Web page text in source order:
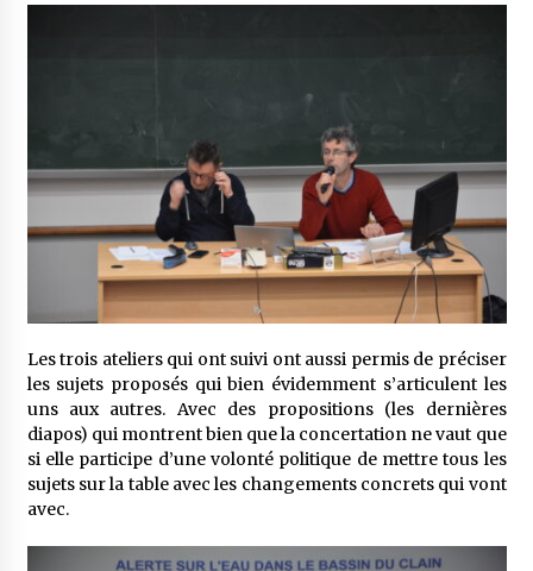
Les trois ateliers qui ont suivi ont aussi permis de préciser
les sujets proposés qui bien évidemment s’articulent les
uns aux autres. Avec des propositions (les dernières
diapos) qui montrent bien que la concertation ne vaut que
si elle participe d’une volonté politique de mettre tous les
sujets sur la table avec les changements concrets qui vont
avec.